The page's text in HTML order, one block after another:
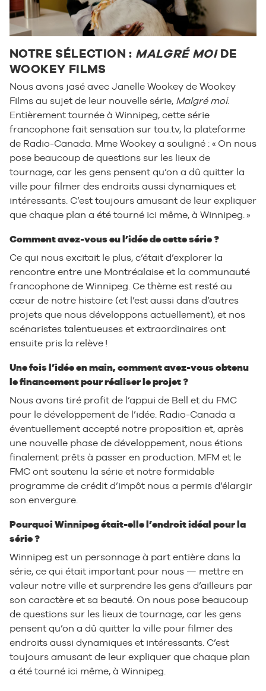
NOTRE SÉLECTION : MALGRÉ MOIDE
WOOKEY FILMS
Nous avons jasé avec Janelle Wookey de Wookey
Films au sujet de leur nouvelle série, Malgré moi.
Entièrement tournée à Winnipeg, cette série
francophone fait sensation sur tou.tv, la plateforme
de Radio-Canada. Mme Wookey a souligné : « On nous
pose beaucoup de questions sur les lieux de
tournage, car les gens pensent qu’on a dû quitter la
ville pour filmer des endroits aussi dynamiques et
intéressants. C’est toujours amusant de leur expliquer
que chaque plan a été tourné ici même, à Winnipeg. »
Comment avez-vous eu l’idée de cette série ?
Ce qui nous excitait le plus, c’était d’explorer la
rencontre entre une Montréalaise et la communauté
francophone de Winnipeg. Ce thème est resté au
cœur de notre histoire (et l’est aussi dans d’autres
projets que nous développons actuellement), et nos
scénaristes talentueuses et extraordinaires ont
ensuite pris la relève !
Une fois l’idée en main, comment avez-vous obtenu
le financement pour réaliser le projet ?
Nous avons tiré profit de l’appui de Bell et du FMC
pour le développement de l’idée. Radio-Canada a
éventuellement accepté notre proposition et, après
une nouvelle phase de développement, nous étions
finalement prêts à passer en production. MFM et le
FMC ont soutenu la série et notre formidable
programme de crédit d’impôt nous a permis d’élargir
son envergure.
Pourquoi Winnipeg était-elle l’endroit idéal pour la
série ?
Winnipeg est un personnage à part entière dans la
série, ce qui était important pour nous — mettre en
valeur notre ville et surprendre les gens d’ailleurs par
son caractère et sa beauté. On nous pose beaucoup
de questions sur les lieux de tournage, car les gens
pensent qu’on a dû quitter la ville pour filmer des
endroits aussi dynamiques et intéressants. C’est
toujours amusant de leur expliquer que chaque plan
a été tourné ici même, à Winnipeg.